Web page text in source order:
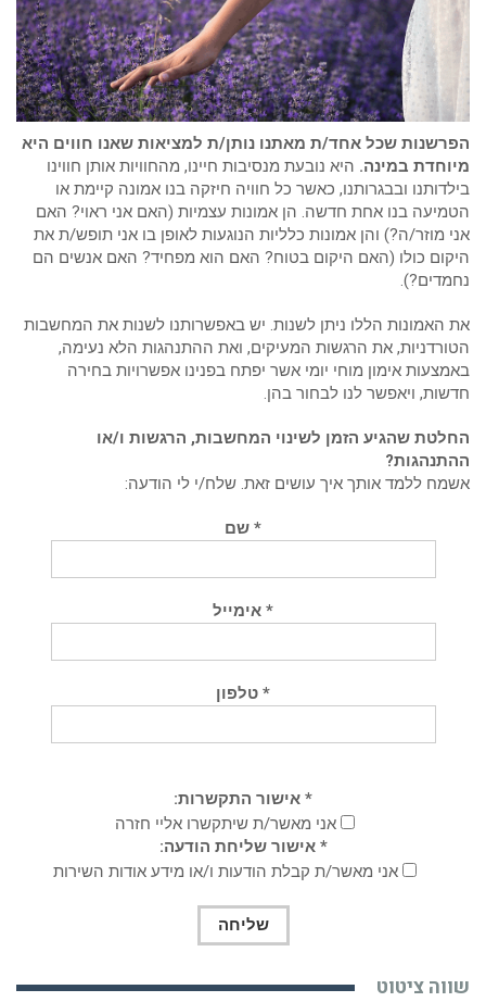
הפרשנות שכל אחד/ת מאתנו נותן/ת למציאות שאנו חווים היא
מיוחדת במינה. היא נובעת מנסיבות חיינו, מהחוויות אותן חווינו
בילדותנו ובבגרותנו, כאשר כל חוויה חיזקה בנו אמונה קיימת או
הטמיעה בנו אחת חדשה. הן אמונות עצמיות (האם אני ראוי? האם
אני מוזר/ה?) והן אמונות כלליות הנוגעות לאופן בו אני תופש/ת את
היקום כולו (האם היקום בטוח? האם הוא מפחיד? האם אנשים הם
נחמדים?).
את האמונות הללו ניתן לשנות. יש באפשרותנו לשנות את המחשבות
הטורדניות, את הרגשות המעיקים, ואת ההתנהגות הלא נעימה,
באמצעות אימון מוחי יומי אשר יפתח בפנינו אפשרויות בחירה
חדשות, ויאפשר לנו לבחור בהן.
החלטת שהגיע הזמן לשינוי המחשבות, הרגשות ו/או
ההתנהגות?
אשמח ללמד אותך איך עושים זאת. שלח/י לי הודעה:
* שם
* אימייל
* טלפון
* אישור התקשרות:
אני מאשר/ת שיתקשרו אליי חזרה
* אישור שליחת הודעה:
אני מאשר/ת קבלת הודעות ו/או מידע אודות השירות
שווה ציטוט